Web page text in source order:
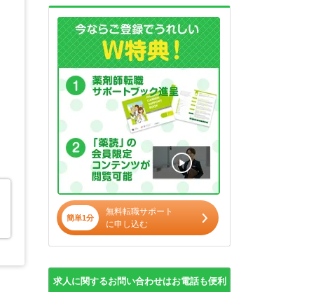
簡単1分
無料転職サポート
に申し込む
求人に関するお問い合わせはお電話も便利